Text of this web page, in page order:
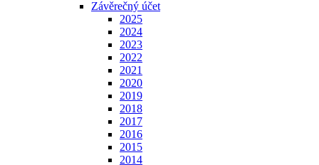
Závěrečný účet
2025
2024
2023
2022
2021
2020
2019
2018
2017
2016
2015
2014